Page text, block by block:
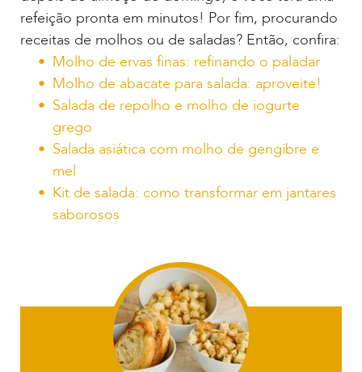
refeição pronta em minutos! Por fim, procurando
receitas de molhos ou de saladas? Então, confira:
Molho de ervas finas: refinando o paladar
Molho de abacate para salada: aproveite!
Salada de repolho e molho de iogurte
grego
Salada asiática com molho de gengibre e
mel
Kit de salada: como transformar em jantares
saborosos